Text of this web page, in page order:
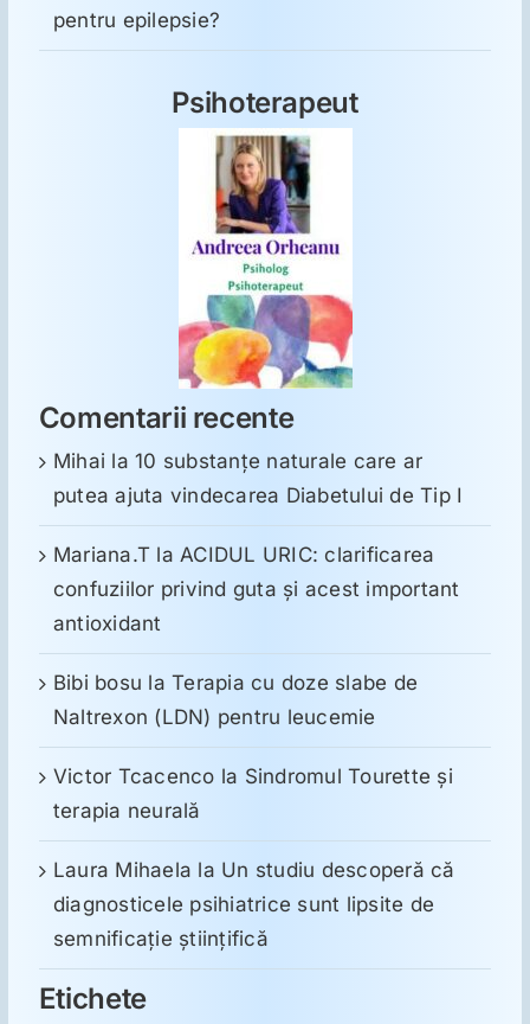
pentru epilepsie?
Psihoterapeut
Comentarii recente
Mihai la10 substanţe naturale care ar
putea ajuta vindecarea Diabetului de Tip I
Mariana.T la ACIDUL URIC: clarificarea
confuziilor privind guta și acest important
antioxidant
Bibi bosu laTerapia cu doze slabe de
Naltrexon (LDN) pentru leucemie
Victor Tcacenco la Sindromul Tourette şi
terapia neurală
Laura Mihaela la Un studiu descoperă că
diagnosticele psihiatrice sunt lipsite de
semnificație științifică
Etichete